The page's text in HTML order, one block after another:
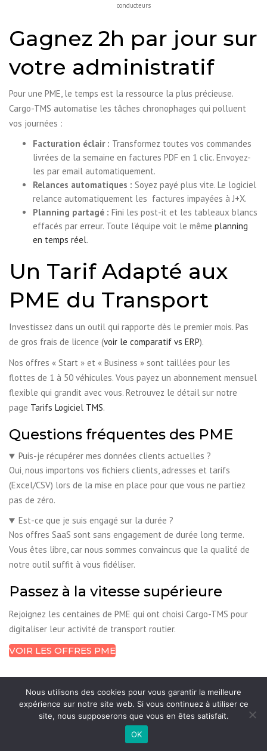
conducteurs
Gagnez 2h par jour sur
votre administratif
Pour une PME, le temps est la ressource la plus précieuse.
Cargo-TMS automatise les tâches chronophages qui polluent
vos journées :
Facturation éclair : Transformez toutes vos commandes
livrées de la semaine en factures PDF en 1 clic. Envoyez-
les par email automatiquement.
Relances automatiques : Soyez payé plus vite. Le logiciel
relance automatiquement les factures impayées à J+X.
Planning partagé : Fini les post-it et les tableaux blancs
effacés par erreur. Toute l’équipe voit le même planning
en temps réel.
Un Tarif Adapté aux
PME du Transport
Investissez dans un outil qui rapporte dès le premier mois. Pas
de gros frais de licence (voir le comparatif vs ERP).
Nos offres « Start » et « Business » sont taillées pour les
flottes de 1 à 50 véhicules. Vous payez un abonnement mensuel
flexible qui grandit avec vous. Retrouvez le détail sur notre
page Tarifs Logiciel TMS.
Questions fréquentes des PME
Puis-je récupérer mes données clients actuelles ?
Oui, nous importons vos fichiers clients, adresses et tarifs
(Excel/CSV) lors de la mise en place pour que vous ne partiez
pas de zéro.
Est-ce que je suis engagé sur la durée ?
Nos offres SaaS sont sans engagement de durée long terme.
Vous êtes libre, car nous sommes convaincus que la qualité de
notre outil suffit à vous fidéliser.
Passez à la vitesse supérieure
Rejoignez les centaines de PME qui ont choisi Cargo-TMS pour
digitaliser leur activité de transport routier.
VOIR LES OFFRES PME
© 2026 Fret Solutions, Tout droits réservés
Nous utilisons des cookies pour vous garantir la meilleure
expérience sur notre site web. Si vous continuez à utiliser ce
site, nous supposerons que vous en êtes satisfait.
OK